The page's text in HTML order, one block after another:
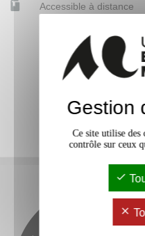
Accessible à distance
Gestion
Ce site utilise des
contrôle sur ceux